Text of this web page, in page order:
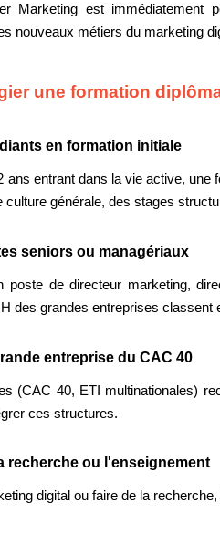
Marketing est immédiatement
nouveaux métiers du marketing
une formation
en formation initiale
ans entrant dans la vie active,
culture générale, des stages
seniors ou managériaux
poste de directeur marketing,
des grandes entreprises
entreprise du CAC 40
(CAC 40, ETI multinationales)
ces structures.
recherche ou l'enseignement
digital ou faire de la